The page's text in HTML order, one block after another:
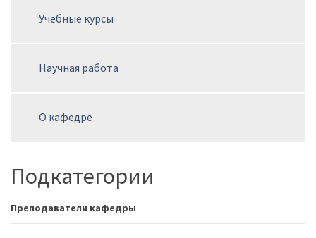
Учебные курсы
Научная работа
О кафедре
Подкатегории
Преподаватели кафедры